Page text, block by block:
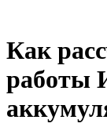
Как
работы